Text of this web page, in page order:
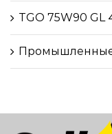
TGO 75W90 GL